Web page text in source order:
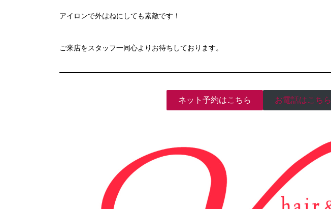
アイロンで外はねにしても素敵です！
ご来店をスタッフ一同心よりお待ちしております。
ネット予約はこちら お電話はこちら